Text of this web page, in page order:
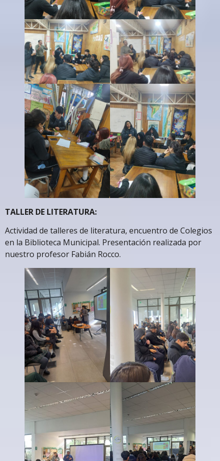
TALLER DE LITERATURA:
Actividad de talleres de literatura, encuentro de Colegios
en la Biblioteca Municipal. Presentación realizada por
nuestro profesor Fabián Rocco.